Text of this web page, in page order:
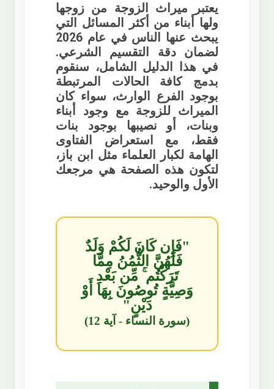
يعتبرميراث الزوجة من زوجها
ولها أبناءمن أكثر المسائل التي
يبحث عنها الناس في عام 2026
لضمان دقة التقسيم الشرعي.
في هذا الدليل الشامل، سنقوم
بدمج كافة الحالات المرتبطة
بوجود الفرع الوارث، سواء كان
الميراث للزوجة مع وجود أبناء
وبنات، أو نصيبها بوجود بنات
فقط، مع استعراض الفتاوى
الهامة لكبار العلماء مثل ابن باز،
لتكون هذه الصفحة هي مرجعك
الأول والوحيد.
"فَإِن كَانَ لَكُمْ وَلَدٌ
فَلَهُنَّ الثُّمُنُ مِمَّا
تَرَكْتُم ۚ مِّن بَعْدِ
وَصِيَّةٍ تُوصُونَ بِهَا أَوْ
دَيْنٍ"
(سورة النساء - آية 12)